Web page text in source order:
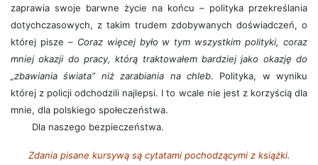
zaprawia swoje barwne życie na końcu – polityka przekreślania
dotychczasowych, z takim trudem zdobywanych doświadczeń, o
której pisze – Coraz więcej było w tym wszystkim polityki, coraz
mniej okazji do pracy, którą traktowałem bardziej jako okazję do
„zbawiania świata” niż zarabiania na chleb. Polityka, w wyniku
której z policji odchodzili najlepsi. I to wcale nie jest z korzyścią dla
mnie, dla polskiego społeczeństwa.
Dla naszego bezpieczeństwa.
Zdania pisane kursywą są cytatami pochodzącymi z książki.